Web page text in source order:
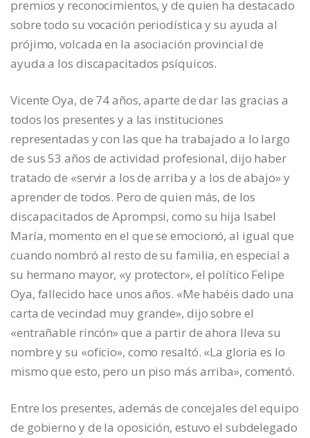
premios y reconocimientos, y de quien ha destacado
sobre todo su vocación periodística y su ayuda al
prójimo, volcada en la asociación provincial de
ayuda a los discapacitados psíquicos.
Vicente Oya, de 74 años, aparte de dar las gracias a
todos los presentes y a las instituciones
representadas y con las que ha trabajado a lo largo
de sus 53 años de actividad profesional, dijo haber
tratado de «servir a los de arriba y a los de abajo» y
aprender de todos. Pero de quien más, de los
discapacitados de Aprompsi, como su hija Isabel
María, momento en el que se emocionó, al igual que
cuando nombró al resto de su familia, en especial a
su hermano mayor, «y protector», el político Felipe
Oya, fallecido hace unos años. «Me habéis dado una
carta de vecindad muy grande», dijo sobre el
«entrañable rincón» que a partir de ahora lleva su
nombre y su «oficio», como resaltó. «La gloria es lo
mismo que esto, pero un piso más arriba», comentó.
Entre los presentes, además de concejales del equipo
de gobierno y de la oposición, estuvo el subdelegado